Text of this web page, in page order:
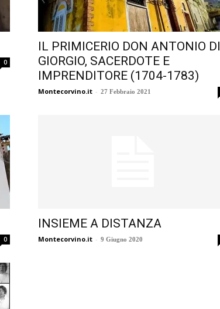
0
IL PRIMICERIO DON ANTONIO DI
GIORGIO, SACERDOTE E
IMPRENDITORE (1704-1783)
Montecorvino.it - 27 Febbraio 2021
0
INSIEME A DISTANZA
Montecorvino.it - 9 Giugno 2020